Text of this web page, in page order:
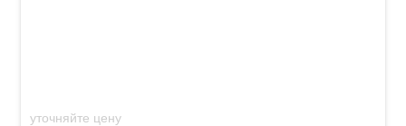
уточняйте цену